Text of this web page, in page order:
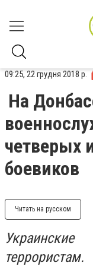
09:25, 22 грудня 2018 р.
На
четверых
боевиков
Читать на русском
террористам.